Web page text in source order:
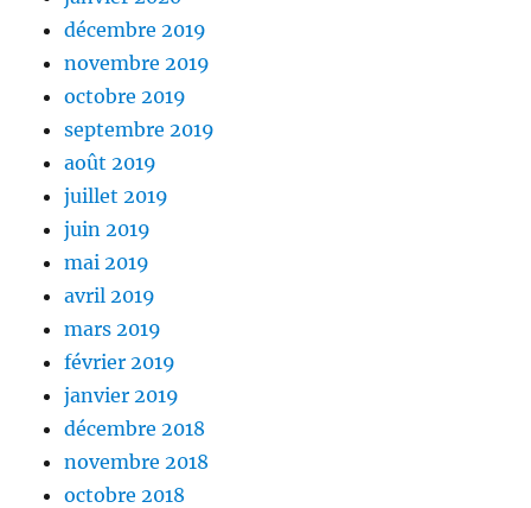
décembre 2019
novembre 2019
octobre 2019
septembre 2019
août 2019
juillet 2019
juin 2019
mai 2019
avril 2019
mars 2019
février 2019
janvier 2019
décembre 2018
novembre 2018
octobre 2018